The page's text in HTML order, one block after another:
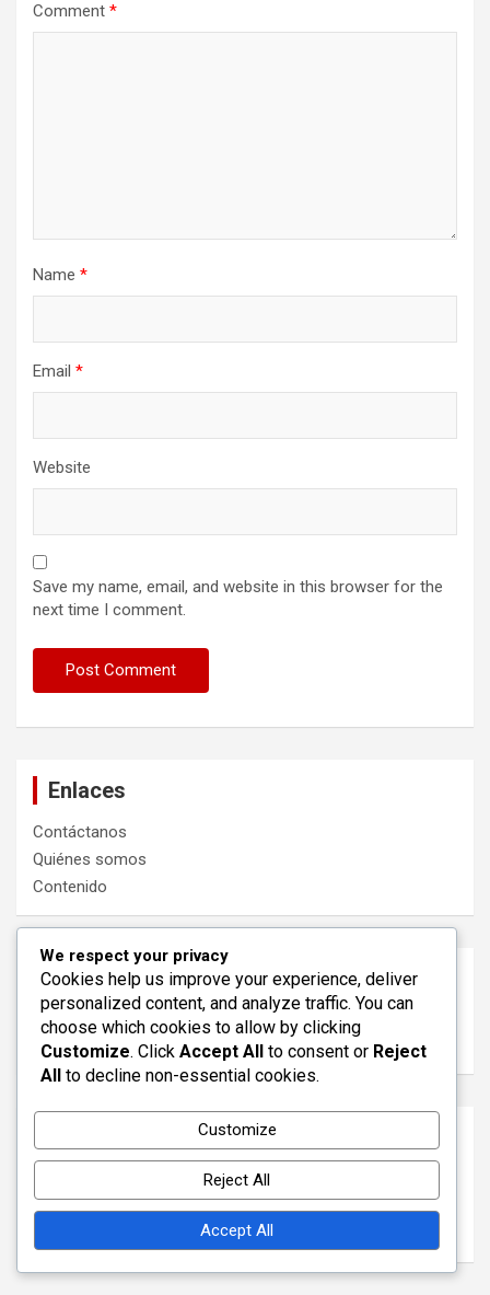
Comment *
Name *
Email *
Website
Save my name, email, and website in this browser for the
next time I comment.
Enlaces
Contáctanos
Quiénes somos
Contenido
Buscar
S
c
Análisis de la formación 3-4-3
Análisis tácticos del 3-4-3
Roles de los Jugadores en el 3-4-3
We respect your privacy
Cookies help us improve your experience, deliver
personalized content, and analyze traffic. You can
choose which cookies to allow by clicking
Customize. Click Accept All to consent or Reject
All to decline non-essential cookies.
Customize
Reject All
Accept All